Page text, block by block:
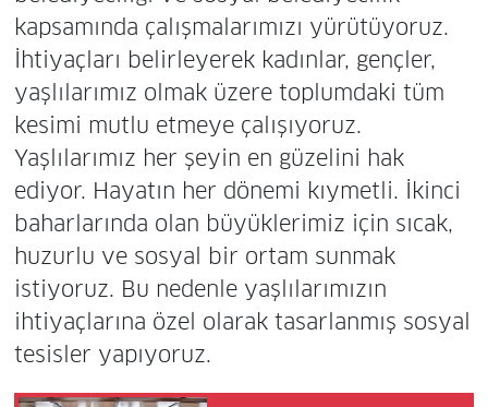
kapsamında çalışmalarımızı yürütüyoruz.
İhtiyaçları belirleyerek kadınlar, gençler,
yaşlılarımız olmak üzere toplumdaki tüm
kesimi mutlu etmeye çalışıyoruz.
Yaşlılarımız her şeyin en güzelini hak
ediyor. Hayatın her dönemi kıymetli. İkinci
baharlarında olan büyüklerimiz için sıcak,
huzurlu ve sosyal bir ortam sunmak
istiyoruz. Bu nedenle yaşlılarımızın
ihtiyaçlarına özel olarak tasarlanmış sosyal
tesisler yapıyoruz.